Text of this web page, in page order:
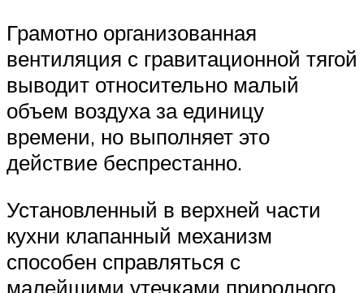
Грамотно организованная
вентиляция с гравитационной тягой
выводит относительно малый
объем воздуха за единицу
времени, но выполняет это
действие беспрестанно.
Установленный в верхней части
кухни клапанный механизм
способен справляться с
малейшими утечками природного